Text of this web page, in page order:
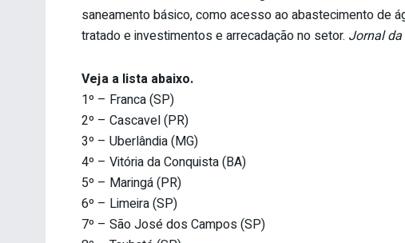
saneamento básico, como acesso ao abastecimento de
tratado e investimentos e arrecadação no setor. Jornal
Veja a lista abaixo.
1º – Franca (SP)
2º – Cascavel (PR)
3º – Uberlândia (MG)
4º – Vitória da Conquista (BA)
5º – Maringá (PR)
6º – Limeira (SP)
7º – São José dos Campos (SP)